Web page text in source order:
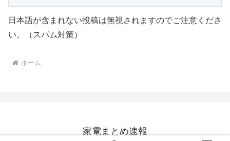
日本語が含まれない投稿は無視されますのでご注意くださ
い。（スパム対策）
ホーム
家電まとめ速報